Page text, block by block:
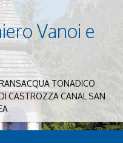
Vanoi e
TONADICO
CASTROZZA CANAL SAN